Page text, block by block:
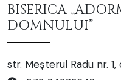
BISERICA
DOMNULUI”
str. Meșterul Radu nr. 1,